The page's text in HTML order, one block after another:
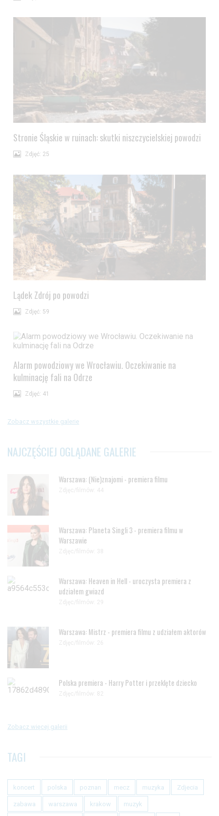
Stronie Śląskie w ruinach: skutki niszczycielskiej powodzi
Zdjęć: 25
Lądek Zdrój po powodzi
Zdjęć: 59
Alarm powodziowy we Wrocławiu. Oczekiwanie na
kulminację fali na Odrze
Zdjęć: 41
Zobacz wszystkie galerie
NAJCZĘŚCIEJ OGLĄDANE GALERIE
Warszawa: (Nie)znajomi - premiera filmu
Zdjęc/filmów: 44
Warszawa: Planeta Singli 3 - premiera filmu w
Warszawie
Zdjęc/filmów: 38
Warszawa: Heaven in Hell - uroczysta premiera z
udziałem gwiazd
Zdjęc/filmów: 29
Warszawa: Mistrz - premiera filmu z udziałem aktorów
Zdjęc/filmów: 26
Polska premiera - Harry Potter i przeklęte dziecko
Zdjęc/filmów: 82
Zobacz więcej galerii
TAGI
koncert polska poznan mecz muzyka Zdjecia
zabawa warszawa krakow muzyk